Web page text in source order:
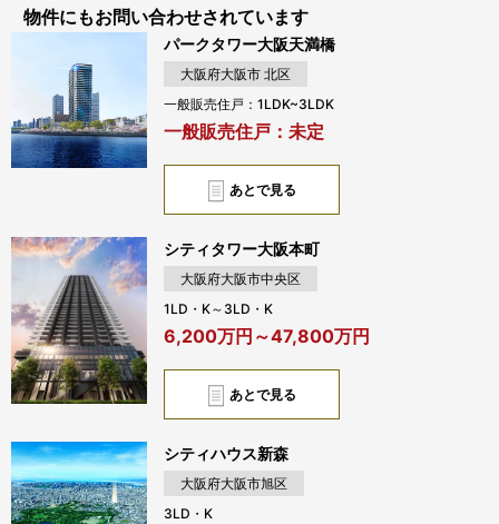
物件にもお問い合わせされています
あとで見る
パークタワー大阪天満橋
大阪府大阪市 北区
一般販売住戸：1LDK~3LDK
一般販売住戸：未定
あとで見る
シティタワー大阪本町
大阪府大阪市中央区
1LD・K～3LD・K
6,200万円～47,800万円
シティハウス新森
大阪府大阪市旭区
3LD・K